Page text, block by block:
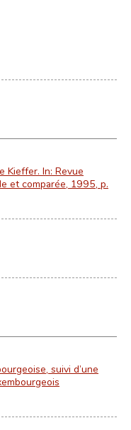
Kieffer. In: Revue
et comparée, 1995, p.
suivi d’une